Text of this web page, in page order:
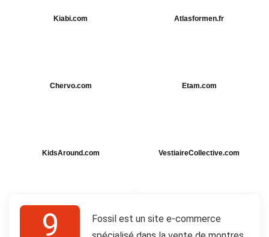
Kiabi.com Atlasformen.fr
Chervo.com Etam.com
KidsAround.com VestiaireCollective.com
9
Fossil est un site e-commerce